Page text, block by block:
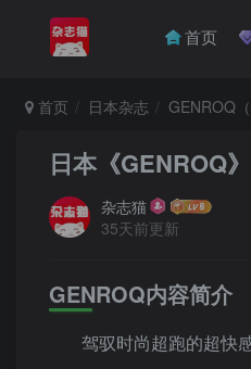
首页
首页 日本杂志 GENROQ
日本《GENROQ
杂志猫
35天前更新
GENROQ内容简介
驾驭时尚超跑的超快